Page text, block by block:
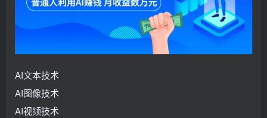
AI文本技术
AI图像技术
AI视频技术